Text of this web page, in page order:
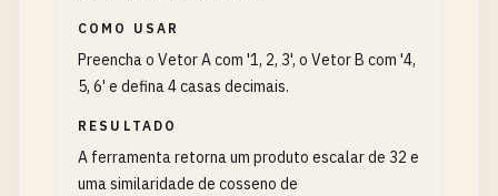
COMO USAR
Preencha o Vetor A com '1, 2, 3', o Vetor B com '4,
5, 6' e defina 4 casas decimais.
RESULTADO
A ferramenta retorna um produto escalar de 32 e
uma similaridade de cosseno de